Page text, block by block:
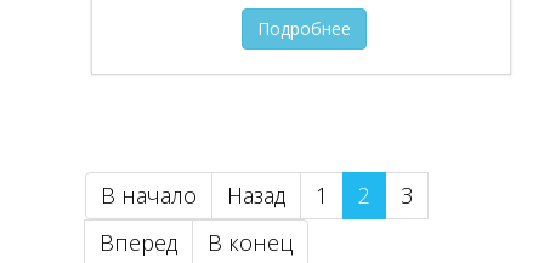
Подробнее
В начало Назад 1 2
3
Вперед
В конец